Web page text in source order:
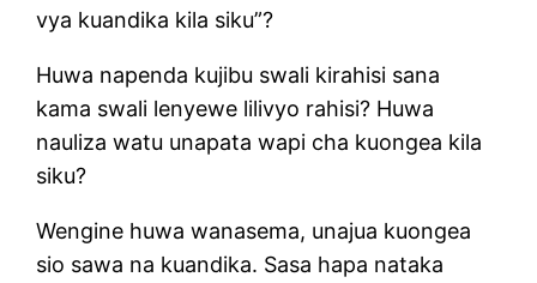
vya kuandika kila siku”?
Huwa napenda kujibu swali kirahisi sana
kama swali lenyewe lilivyo rahisi? Huwa
nauliza watu unapata wapi cha kuongea kila
siku?
Wengine huwa wanasema, unajua kuongea
sio sawa na kuandika. Sasa hapa nataka